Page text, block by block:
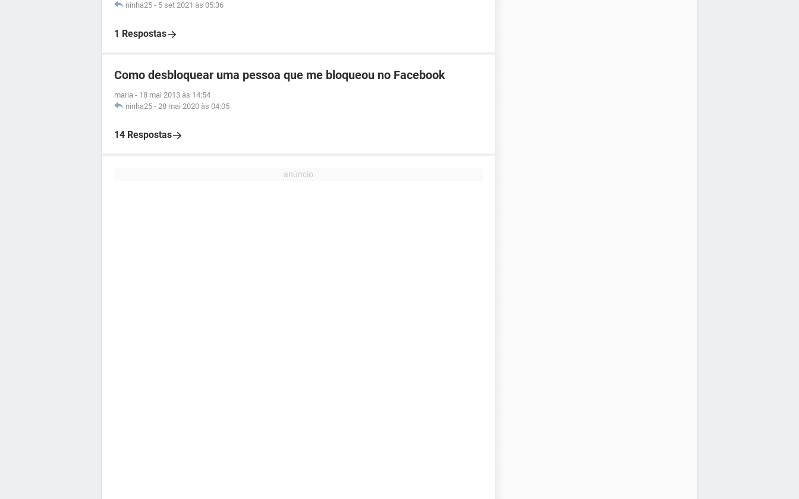
ninha25 - 5 set 2021 às 05:36
1 Respostas
Como desbloquear uma pessoa que me bloqueou no Facebook
maria - 18 mai 2013 às 14:54
ninha25 - 28 mai 2020 às 04:05
14 Respostas